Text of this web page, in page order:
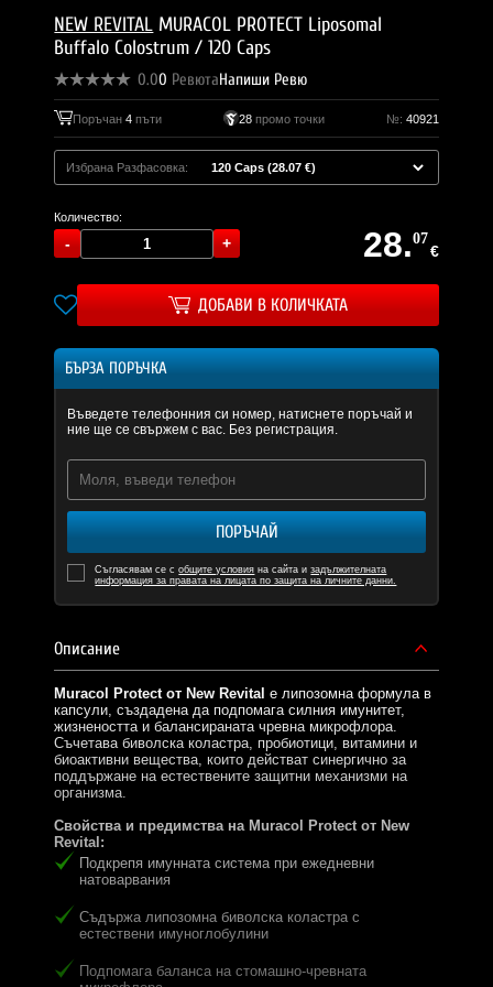
NEW REVITAL MURACOL PROTECT Liposomal
Buffalo Colostrum / 120 Caps
0.00 РевютаНапиши Ревю
Поръчан4 пъти 28промо точки №: 40921
Избрана Разфасовка:
Количество:
28.07
€
ДОБАВИ В КОЛИЧКАТА
БЪРЗА ПОРЪЧКА
Въведете телефонния си номер, натиснете поръчай и
ние ще се свържем с вас. Без регистрация.
ПОРЪЧАЙ
Съгласявам се собщите условия на сайта изадължителната
информация за правата на лицата по защита на личните данни.
Описание
Muracol Protect от New Revital е липозомна формула в
капсули, създадена да подпомага силния имунитет,
жизнеността и балансираната чревна микрофлора.
Съчетава биволска коластра, пробиотици, витамини и
биоактивни вещества, които действат синергично за
поддържане на естествените защитни механизми на
организма.
Свойства и предимства на Muracol Protect от New
Revital:
Подкрепя имунната система при ежедневни
натоварвания
Съдържа липозомна биволска коластра с
естествени имуноглобулини
Подпомага баланса на стомашно-чревната